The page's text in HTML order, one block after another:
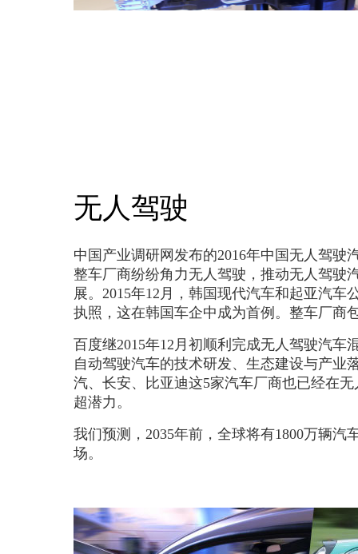
无人驾驶
中国产业调研网发布的2016年中国无人驾
整车厂商纷纷角力无人驾驶，推动无人驾驶
展。2015年12月，韩国现代汽车和起亚汽
执照，这在韩国车企中成为首例。整车厂商
百度继2015年12月初顺利完成无人驾驶汽车
自动驾驶汽车的技术研发、生态建设与产业
汽、长安、比亚迪这5家汽车厂商也已经在
超潜力。
我们预测，2035年前，全球将有1800万辆
场。